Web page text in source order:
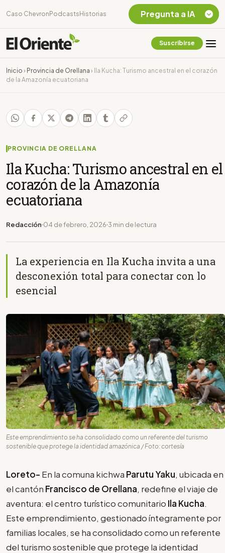
Caso Chevron Podcasts Historias
Suscribirse
Inicio › Provincia de Orellana ›
Ila Kucha: Turismo ancestral en el corazón
de la Amazonía ecuatoriana
PROVINCIA DE ORELLANA
Ila Kucha: Turismo ancestral en el
corazón de la Amazonía
ecuatoriana
Redacción 04 de febrero, 2026 3 min de lectura
La experiencia en Ila Kucha invita a una
desconexión total para conectar con lo
esencial
Este emprendimiento se ha consolidado como un referente del turismo
sostenible que protege la identidad amazónica / Foto: cortesía
Loreto- En la comuna kichwa Parutu Yaku, ubicada en
el cantón Francisco de Orellana, redefine el viaje de
aventura: el centro turístico comunitario Ila Kucha.
Este emprendimiento, gestionado íntegramente por
familias locales, se ha consolidado como un referente
del turismo sostenible que protege la identidad
Pregunta a IA
Chevron Ecuador